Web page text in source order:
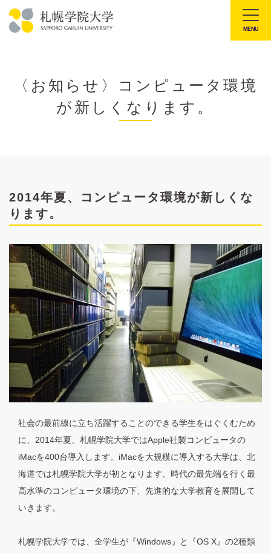
文
MENU
〈お知らせ〉コンピュータ環境
が新しくなります。
2014年夏、コンピュータ環境が新しくな
ります。
社会の最前線に立ち活躍することのできる学生をはぐくむため
に、2014年夏、札幌学院大学ではApple社製コンピュータの
iMacを400台導入します。iMacを大規模に導入する大学は、北
海道では札幌学院大学が初となります。時代の最先端を行く最
高水準のコンピュータ環境の下、先進的な大学教育を展開して
いきます。
札幌学院大学では、全学生が『Windows』と『OS X』の2種類